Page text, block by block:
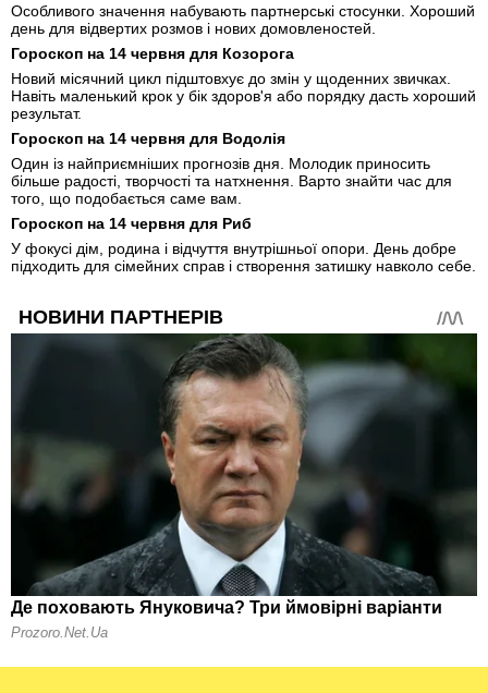
Особливого значення набувають партнерські стосунки. Хороший
день для відвертих розмов і нових домовленостей.
Гороскоп на 14 червня для Козорога
Новий місячний цикл підштовхує до змін у щоденних звичках.
Навіть маленький крок у бік здоров'я або порядку дасть хороший
результат.
Гороскоп на 14 червня для Водолія
Один із найприємніших прогнозів дня. Молодик приносить
більше радості, творчості та натхнення. Варто знайти час для
того, що подобається саме вам.
Гороскоп на 14 червня для Риб
У фокусі дім, родина і відчуття внутрішньої опори. День добре
підходить для сімейних справ і створення затишку навколо себе.